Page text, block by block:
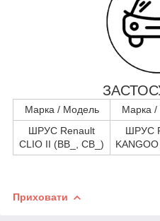
Марка / Модель Марка
ШРУС Renault
CLIO II (BB_, CB_)
ШРУС
Приховати